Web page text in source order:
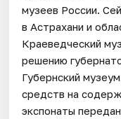
музеев России.
в Астрахани и
Краеведческий
решению
Губернский
средств на
экспонаты